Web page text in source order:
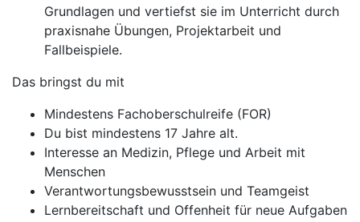
Grundlagen und vertiefst sie im Unterricht durch
praxisnahe Übungen, Projektarbeit und
Fallbeispiele.
Das bringst du mit
Mindestens Fachoberschulreife (FOR)
Du bist mindestens 17 Jahre alt.
Interesse an Medizin, Pflege und Arbeit mit
Menschen
Verantwortungsbewusstsein und Teamgeist
Lernbereitschaft und Offenheit für neue Aufgaben